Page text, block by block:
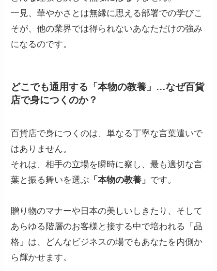
一見、華やかさとは無縁に思える部署での学びこ
そが、他の業界では得られないあなただけの強み
になるのです。
どこでも通用する「本物の教養」…なぜ百貨
店で身につくのか？
百貨店で身につくのは、単なる丁寧な言葉遣いで
はありません。
それは、相手の立場を瞬時に察し、最も適切な言
葉と振る舞いを選ぶ 「本物の教養」 です。
贈り物のマナーや日本の美しいしきたり、そして
あらゆる階層のお客様と接する中で培われる「品
格」は、どんなビジネスの場でもあなたを内側か
ら輝かせます。